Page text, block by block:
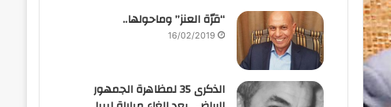
“قرّة العنز” وماحولها..
16/02/2019
الذكرى 35 لمظاهرة الجمهور